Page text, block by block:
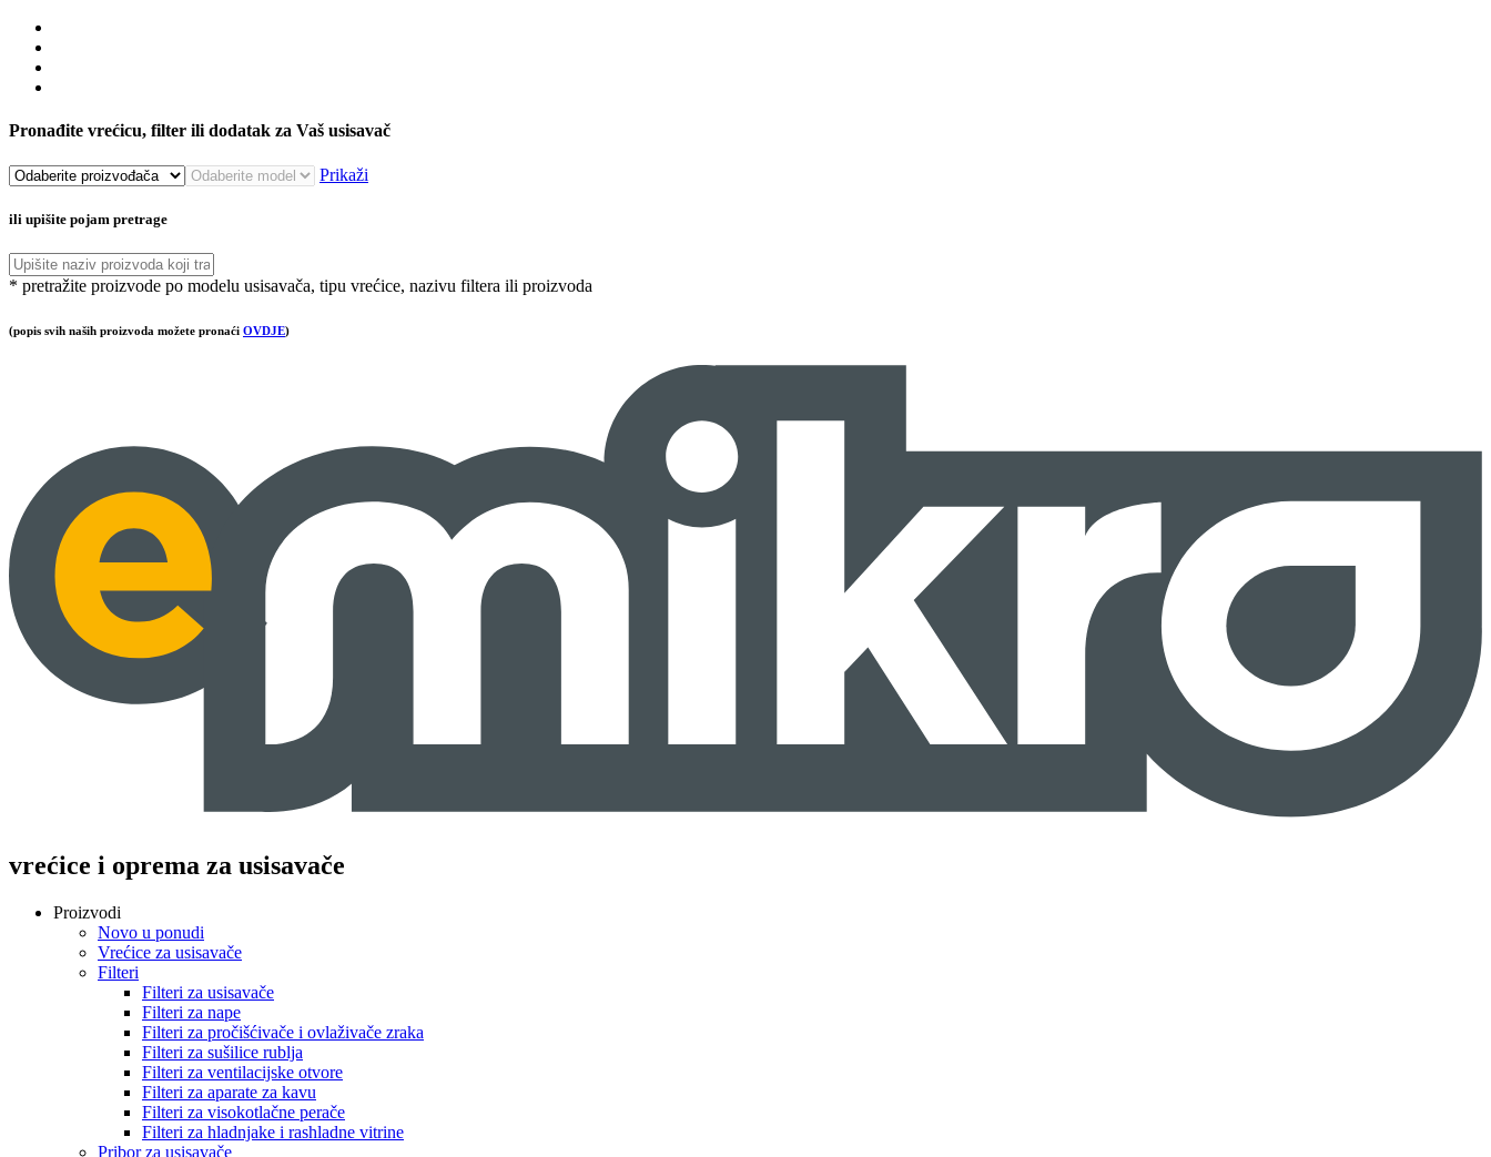
Pronađite vrećicu, filter ili dodatak za Vaš usisavač
Prikaži
ili upišite pojam pretrage
* pretražite proizvode po modelu usisavača, tipu vrećice, nazivu filtera ili proizvoda
(popis svih naših proizvoda možete pronaći OVDJE)
vrećice i oprema za usisavače
Proizvodi
Novo u ponudi
Vrećice za usisavače
Filteri
Filteri za usisavače
Filteri za nape
Filteri za pročišćivače i ovlaživače zraka
Filteri za sušilice rublja
Filteri za ventilacijske otvore
Filteri za aparate za kavu
Filteri za visokotlačne perače
Filteri za hladnjake i rashladne vitrine
Pribor za usisavače